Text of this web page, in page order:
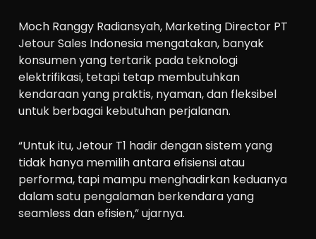
Moch Ranggy Radiansyah, Marketing Director PT
Jetour Sales Indonesia mengatakan, banyak
konsumen yang tertarik pada teknologi
elektrifikasi, tetapi tetap membutuhkan
kendaraan yang praktis, nyaman, dan fleksibel
untuk berbagai kebutuhan perjalanan.
“Untuk itu, Jetour T1 hadir dengan sistem yang
tidak hanya memilih antara efisiensi atau
performa, tapi mampu menghadirkan keduanya
dalam satu pengalaman berkendara yang
seamless dan efisien,” ujarnya.